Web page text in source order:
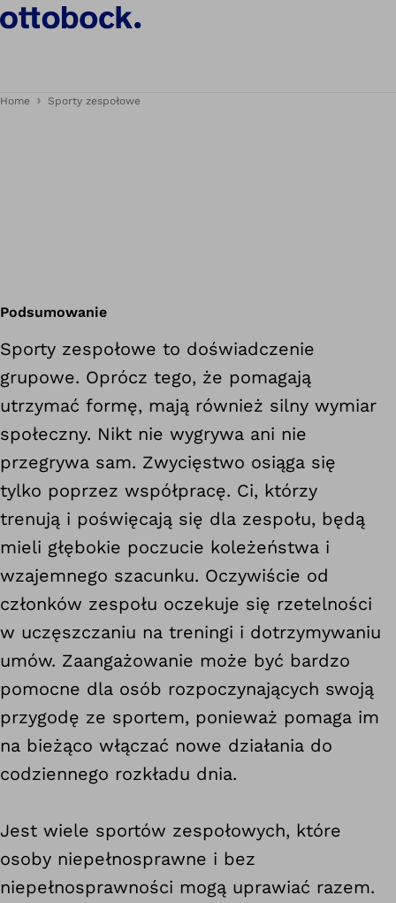
Home Sporty zespołowe
Podsumowanie
Sporty zespołowe to doświadczenie
grupowe. Oprócz tego, że pomagają
utrzymać formę, mają również silny wymiar
społeczny. Nikt nie wygrywa ani nie
przegrywa sam. Zwycięstwo osiąga się
tylko poprzez współpracę. Ci, którzy
trenują i poświęcają się dla zespołu, będą
mieli głębokie poczucie koleżeństwa i
wzajemnego szacunku. Oczywiście od
członków zespołu oczekuje się rzetelności
w uczęszczaniu na treningi i dotrzymywaniu
umów. Zaangażowanie może być bardzo
pomocne dla osób rozpoczynających swoją
przygodę ze sportem, ponieważ pomaga im
na bieżąco włączać nowe działania do
codziennego rozkładu dnia.
Jest wiele sportów zespołowych, które
osoby niepełnosprawne i bez
niepełnosprawności mogą uprawiać razem.